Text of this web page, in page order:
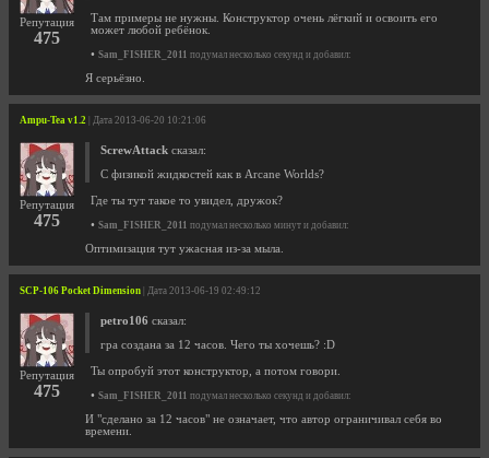
Репутация
475
Там примеры не нужны. Конструктор очень лёгкий и освоить его
может любой ребёнок.
• Sam_FISHER_2011 подумал несколько секунд и добавил:
Я серьёзно.
Ampu-Tea v1.2 | Дата 2013-06-20 10:21:06
Репутация
475
ScrewAttack сказал:
С физикой жидкостей как в Arcane Worlds?
Где ты тут такое то увидел, дружок?
• Sam_FISHER_2011 подумал несколько минут и добавил:
Оптимизация тут ужасная из-за мыла.
SCP-106 Pocket Dimension | Дата 2013-06-19 02:49:12
Репутация
475
petro106 сказал:
гра создана за 12 часов. Чего ты хочешь? :D
Ты опробуй этот конструктор, а потом говори.
• Sam_FISHER_2011 подумал несколько секунд и добавил:
И "сделано за 12 часов" не означает, что автор ограничивал себя во
времени.